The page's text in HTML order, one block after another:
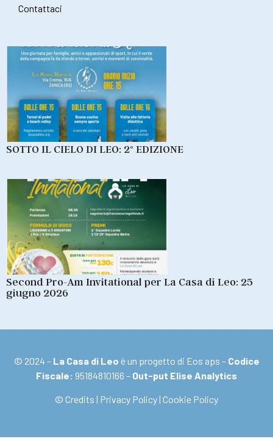
Contattaci
SOTTO IL CIELO DI LEO: 2° EDIZIONE
Second Pro-Am Invitational per La Casa di Leo: 25
giugno 2026
© 2024 – La Casa di Leo è un progetto di Eos aps – Codice
Fiscale: 95184810166 – Out-put Elise Analytics
© Credits | Privacy Policy | Cookie Policy